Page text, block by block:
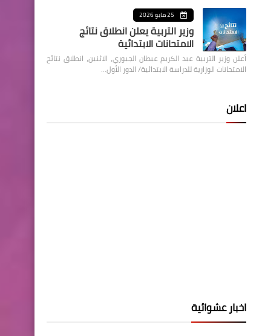
25 مايو 2026
وزير التربية يعلن انطلاق نتائج
الامتحانات الابتدائية
أعلن وزير التربية عبد الكريم عبطان الجبوري، الاثنين، انطلاق نتائج
الامتحانات الوزارية للدراسة الابتدائية/ الدور الأول…
اعلان
اخبار عشوائية